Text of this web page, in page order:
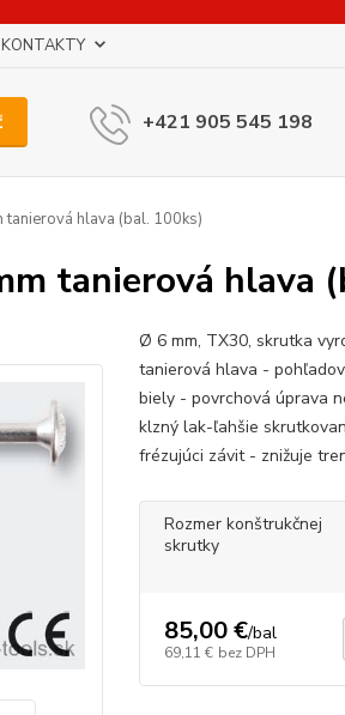
KONTAKTY
+421 905 545 198
tanierová hlava (bal. 100ks)
tanierová hlava
Ø 6 mm, TX30, skrutka
tanierová hlava -
biely - povrchová úprava
klzný lak-ľahšie
frézujúci závit - znižuje
Rozmer konštrukčnej
skrutky
85,00 €/bal
69,11 € bez DPH